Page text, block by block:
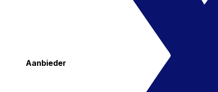
Aanbieder